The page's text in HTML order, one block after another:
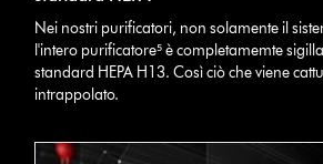
Nei nostri purificatori, non solamente il
l'intero purificatore⁵ è completamemte
standard HEPA H13. Così ciò che viene
intrappolato.